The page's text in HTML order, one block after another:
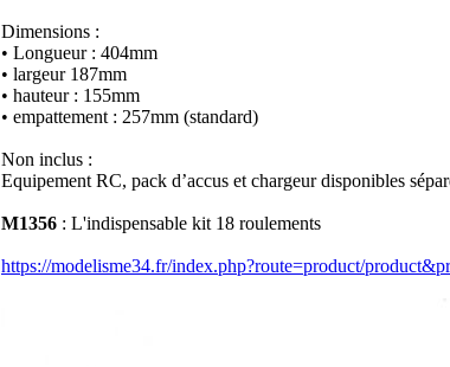
Dimensions :
• Longueur : 404mm
• largeur 187mm
• hauteur : 155mm
• empattement : 257mm (standard)
Non inclus :
Equipement RC, pack d’accus et chargeur disponibles
M1356 : L'indispensable kit 18 roulements
https://modelisme34.fr/index.php?route=product/